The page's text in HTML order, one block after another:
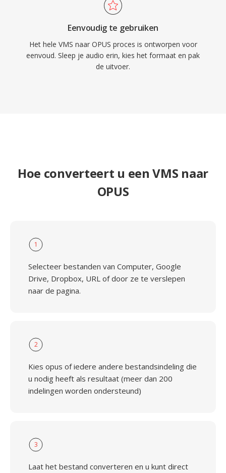
Eenvoudig te gebruiken
Het hele VMS naar OPUS proces is ontworpen voor
eenvoud. Sleep je audio erin, kies het formaat en pak
de uitvoer.
Hoe converteert u een VMS naar
OPUS
1
Selecteer bestanden van Computer, Google
Drive, Dropbox, URL of door ze te verslepen
naar de pagina.
2
Kies opus of iedere andere bestandsindeling die
u nodig heeft als resultaat (meer dan 200
indelingen worden ondersteund)
3
Laat het bestand converteren en u kunt direct